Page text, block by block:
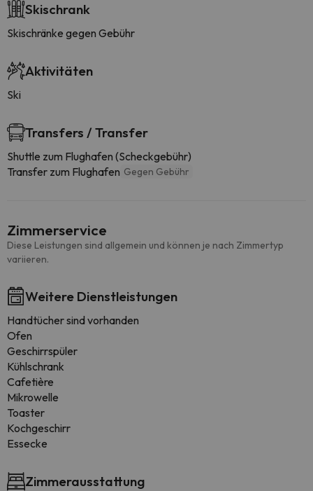
Skischrank
Skischränke gegen Gebühr
Aktivitäten
Ski
Transfers / Transfer
Shuttle zum Flughafen (Scheckgebühr)
Transfer zum Flughafen Gegen Gebühr
Zimmerservice
Diese Leistungen sind allgemein und können je nach Zimmertyp
variieren.
Weitere Dienstleistungen
Handtücher sind vorhanden
Ofen
Geschirrspüler
Kühlschrank
Cafetière
Mikrowelle
Toaster
Kochgeschirr
Essecke
Zimmerausstattung